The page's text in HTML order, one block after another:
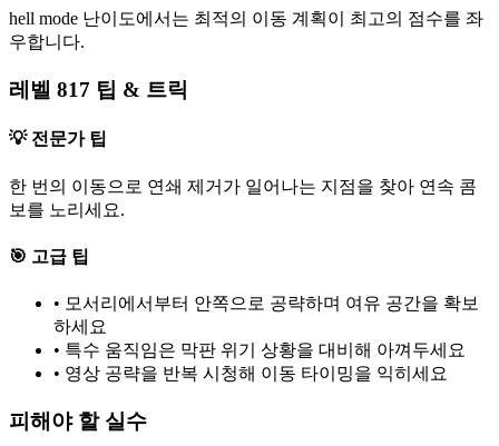
hell mode 난이도에서는 최적의 이동 계획이 최고의 점수를 좌
우합니다.
레벨 817 팁 & 트릭
💡 전문가 팁
한 번의 이동으로 연쇄 제거가 일어나는 지점을 찾아 연속 콤
보를 노리세요.
🎯 고급 팁
• 모서리에서부터 안쪽으로 공략하며 여유 공간을 확보
하세요
• 특수 움직임은 막판 위기 상황을 대비해 아껴두세요
• 영상 공략을 반복 시청해 이동 타이밍을 익히세요
피해야 할 실수